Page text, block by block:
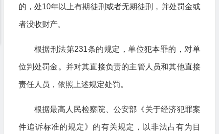
的，处10年以上有期徒刑或者无期徒刑，并处罚金或
者没收财产。
根据刑法第231条的规定，单位犯本罪的，对单
位判处罚金。并对其直接负责的主管人员和其他直接
责任人员，依照上述规定处罚。
根据最高人民检察院、公安部《关于经济犯罪案
件追诉标准的规定》的有关规定，以非法占有为目